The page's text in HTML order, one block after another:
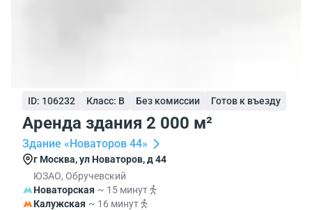
ID: 106232 Класс: B Без комиссии Готов к въезду
Аренда здания 2 000 м²
Здание «Новаторов 44»
г Москва, ул Новаторов, д 44
ЮЗАО, Обручевский
Новаторская ~ 15 минут
Калужская ~ 16 минут